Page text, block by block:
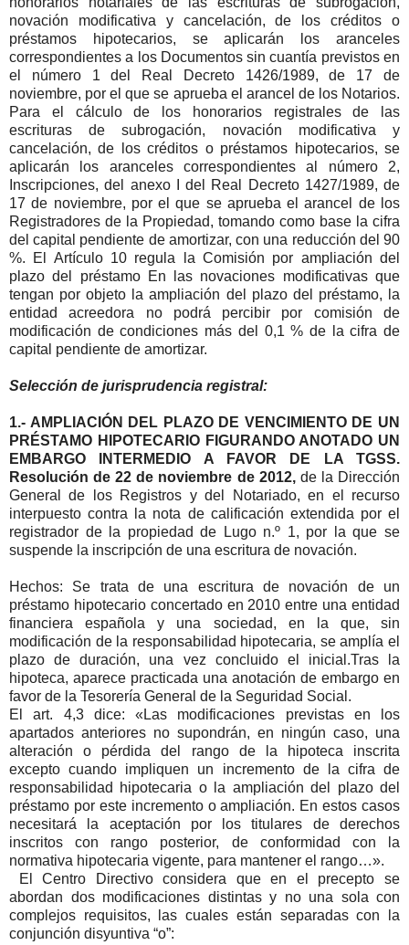
novación modificativa y cancelación, de los créditos o
préstamos hipotecarios, se aplicarán los aranceles
correspondientes a los Documentos sin cuantía previstos en
el número 1 del Real Decreto 1426/1989, de 17 de
noviembre, por el que se aprueba el arancel de los Notarios.
Para el cálculo de los honorarios registrales de las
escrituras de subrogación, novación modificativa y
cancelación, de los créditos o préstamos hipotecarios, se
aplicarán los aranceles correspondientes al número 2,
Inscripciones, del anexo I del Real Decreto 1427/1989, de
17 de noviembre, por el que se aprueba el arancel de los
Registradores de la Propiedad, tomando como base la cifra
del capital pendiente de amortizar, con una reducción del 90
%. El Artículo 10 regula la Comisión por ampliación del
plazo del préstamo En las novaciones modificativas que
tengan por objeto la ampliación del plazo del préstamo, la
entidad acreedora no podrá percibir por comisión de
modificación de condiciones más del 0,1 % de la cifra de
capital pendiente de amortizar.
Selección de jurisprudencia registral:
1.- AMPLIACIÓN DEL PLAZO DE VENCIMIENTO DE UN
PRÉSTAMO HIPOTECARIO FIGURANDO ANOTADO UN
EMBARGO INTERMEDIO A FAVOR DE LA TGSS.
Resolución de 22 de noviembre de 2012,de la Dirección
General de los Registros y del Notariado, en el recurso
interpuesto contra la nota de calificación extendida por el
registrador de la propiedad de Lugo n.º 1, por la que se
suspende la inscripción de una escritura de novación.
Hechos: Se trata de una escritura de novación de un
préstamo hipotecario concertado en 2010 entre una entidad
financiera española y una sociedad, en la que, sin
modificación de la responsabilidad hipotecaria, se amplía el
plazo de duración, una vez concluido el inicial.Tras la
hipoteca, aparece practicada una anotación de embargo en
favor de la Tesorería General de la Seguridad Social.
El art. 4,3 dice: «Las modificaciones previstas en los
apartados anteriores no supondrán, en ningún caso, una
alteración o pérdida del rango de la hipoteca inscrita
excepto cuando impliquen un incremento de la cifra de
responsabilidad hipotecaria o la ampliación del plazo del
préstamo por este incremento o ampliación. En estos casos
necesitará la aceptación por los titulares de derechos
inscritos con rango posterior, de conformidad con la
normativa hipotecaria vigente, para mantener el rango…».
El Centro Directivo considera que en el precepto se
abordan dos modificaciones distintas y no una sola con
complejos requisitos, las cuales están separadas con la
conjunción disyuntiva “o”: